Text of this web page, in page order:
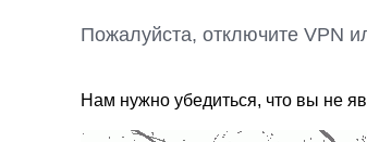
Пожалуйста, отключите VPN
Нам нужно убедиться, что вы не